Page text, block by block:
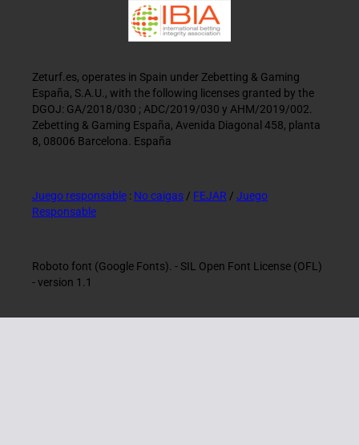
Zeturf.es, operates in Spain under Zebetting & Gaming
España, S.A.U., with the following licenses granted by the
DGOJ: GA/2018/030 ; ADC/2019/030 y AHM/2019/002.
Zebetting & Gaming España, Avenida Diagonal 458, planta
8, 08006 Barcelona. España
Juego responsable : No caigas / FEJAR / Juego
Responsable
Roboto font (Google Fonts). - SIL Open Font License (OFL)
- version 1.1